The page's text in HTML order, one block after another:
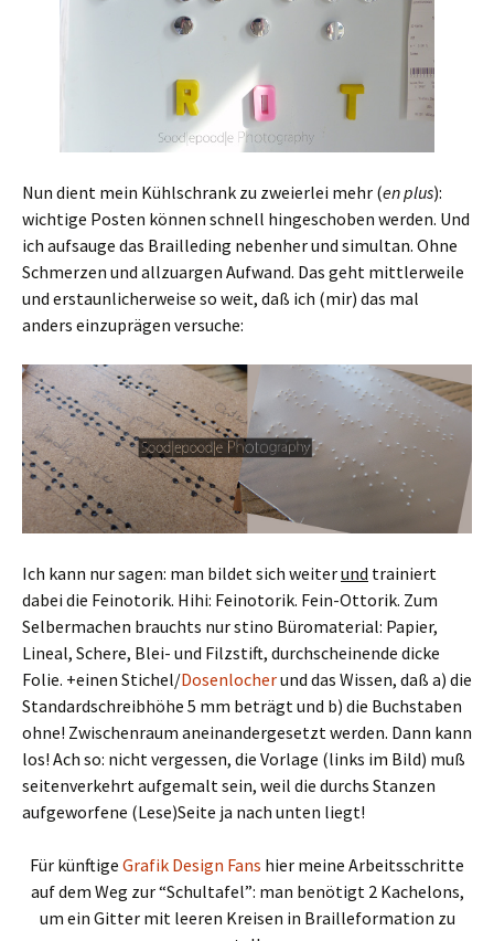
Nun dient mein Kühlschrank zu zweierlei mehr (en plus):
wichtige Posten können schnell hingeschoben werden. Und
ich aufsauge das Brailleding nebenher und simultan. Ohne
Schmerzen und allzuargen Aufwand. Das geht mittlerweile
und erstaunlicherweise so weit, daß ich (mir) das mal
anders einzuprägen versuche:
Ich kann nur sagen: man bildet sich weiterund trainiert
dabei die Feinotorik. Hihi: Feinotorik. Fein-Ottorik. Zum
Selbermachen brauchts nur stino Büromaterial: Papier,
Lineal, Schere, Blei- und Filzstift, durchscheinende dicke
Folie. +einen Stichel/Dosenlocherund das Wissen, daß a) die
Standardschreibhöhe 5 mm beträgt und b) die Buchstaben
ohne! Zwischenraum aneinandergesetzt werden. Dann kann
los! Ach so: nicht vergessen, die Vorlage (links im Bild) muß
seitenverkehrt aufgemalt sein, weil die durchs Stanzen
aufgeworfene (Lese)Seite ja nach unten liegt!
Für künftige Grafik Design Fans hier meine Arbeitsschritte
auf dem Weg zur “Schultafel”: man benötigt 2 Kachelons,
um ein Gitter mit leeren Kreisen in Brailleformation zu